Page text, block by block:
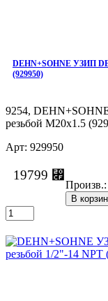
DEHN+SOHNE УЗИП
(929950)
9254,
резьбой M20x1.5
Арт: 929950
19799 ⃏
Произв.:
В